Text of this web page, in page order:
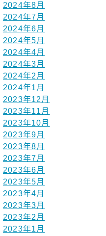
2024年8月
2024年7月
2024年6月
2024年5月
2024年4月
2024年3月
2024年2月
2024年1月
2023年12月
2023年11月
2023年10月
2023年9月
2023年8月
2023年7月
2023年6月
2023年5月
2023年4月
2023年3月
2023年2月
2023年1月